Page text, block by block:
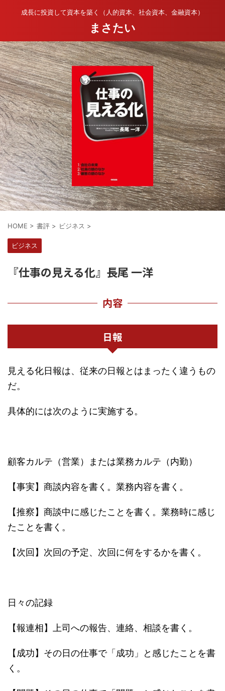
成長に投資して資本を築く（人的資本、社会資本、金融資本）
まさたい
HOME > 書評 > ビジネス >
ビジネス
『仕事の見える化』長尾 一洋
内容
日報
見える化日報は、従来の日報とはまったく違うもの
だ。
具体的には次のように実施する。
顧客カルテ（営業）または業務カルテ（内勤）
【事実】商談内容を書く。業務内容を書く。
【推察】商談中に感じたことを書く。業務時に感じ
たことを書く。
【次回】次回の予定、次回に何をするかを書く。
日々の記録
【報連相】上司への報告、連絡、相談を書く。
【成功】その日の仕事で「成功」と感じたことを書
く。